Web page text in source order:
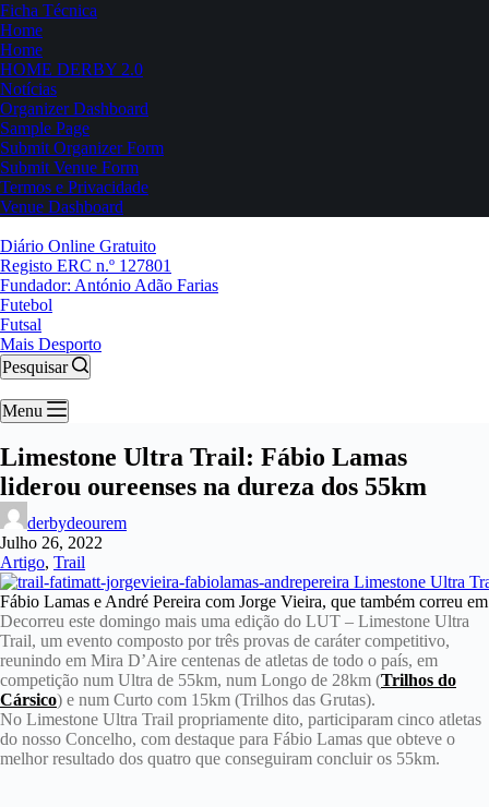
Ficha Técnica
Home
Home
HOME DERBY 2.0
Notícias
Organizer Dashboard
Sample Page
Submit Organizer Form
Submit Venue Form
Termos e Privacidade
Venue Dashboard
Diário Online Gratuito
Registo ERC n.º 127801
Fundador: António Adão Farias
Futebol
Futsal
Mais Desporto
Pesquisar
Menu
Limestone Ultra Trail: Fábio Lamas
liderou oureenses na dureza dos 55km
derbydeourem
Julho 26, 2022
Artigo, Trail
Fábio Lamas e André Pereira com Jorge Vieira, que também correu
Decorreu este domingo mais uma edição do LUT – Limestone Ultra
Trail, um evento composto por três provas de caráter competitivo,
reunindo em Mira D’Aire centenas de atletas de todo o país, em
competição num Ultra de 55km, num Longo de 28km (Trilhos do
Cársico) e num Curto com 15km (Trilhos das Grutas).
No Limestone Ultra Trail propriamente dito, participaram cinco atletas
do nosso Concelho, com destaque para Fábio Lamas que obteve o
melhor resultado dos quatro que conseguiram concluir os 55km.